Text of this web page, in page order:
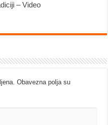
– Video
Obavezna polja su